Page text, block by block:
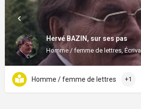
Hervé BAZIN, sur ses pas
Homme / femme de lettres,
Homme / femme de lettres +1